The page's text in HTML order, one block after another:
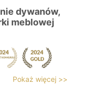
dywanów,
meblowej
Pokaż więcej >>